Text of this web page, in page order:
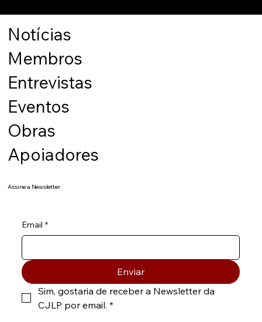
Notícias
Membros
Entrevistas
Eventos
Obras
Apoiadores
Assine a Newsletter
Email *
Enviar
Sim, gostaria de receber a Newsletter da
CJLP por email. *